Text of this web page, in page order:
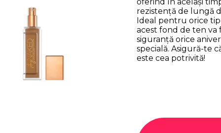
rezistență de lungă
Ideal pentru orice
acest fond de ten va
siguranță orice
specială. Asigură-te
este cea potrivită!